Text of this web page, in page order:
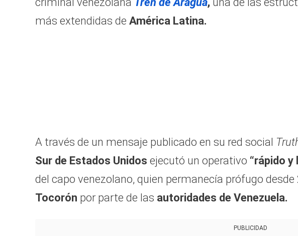
más extendidas de América Latina.
A través de un mensaje publicado en su red social
Sur de Estados Unidos ejecutó un operativo “rápido y
del capo venezolano, quien permanecía prófugo desde
Tocorón por parte de las autoridades de Venezuela.
PUBLICIDAD